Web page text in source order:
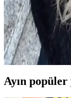
2024 Yılında
Hakkında
2024'te sarı saç
ve renk koruma
güçlendirin.
Ayın popüler